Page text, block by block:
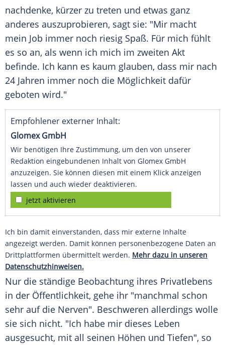
nachdenke, kürzer zu treten und etwas ganz
anderes auszuprobieren, sagt sie: "Mir macht
mein Job immer noch riesig Spaß. Für mich fühlt
es so an, als wenn ich mich im zweiten Akt
befinde. Ich kann es kaum glauben, dass mir nach
24 Jahren immer noch die Möglichkeit dafür
geboten wird."
Empfohlener externer Inhalt:
Glomex GmbH
Wir benötigen Ihre Zustimmung, um den von unserer
Redaktion eingebundenen Inhalt von Glomex GmbH
anzuzeigen. Sie können diesen mit einem Klick anzeigen
lassen und auch wieder deaktivieren.
jetzt aktivieren
Ich bin damit einverstanden, dass mir externe Inhalte
angezeigt werden. Damit können personenbezogene Daten an
Drittplattformen übermittelt werden. Mehr dazu in unseren
Datenschutzhinweisen.
Nur die ständige Beobachtung ihres Privatlebens
in der Öffentlichkeit, gehe ihr "manchmal schon
sehr auf die Nerven". Beschweren allerdings wolle
sie sich nicht. "Ich habe mir dieses Leben
ausgesucht, mit all seinen Höhen und Tiefen", so